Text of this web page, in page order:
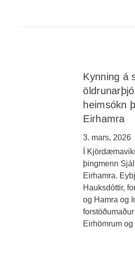
Kynning á
heimsókn
Eirhamra
3. mars, 2026
Í
þingmenn
Eirhamra.
Hauksdóttir,
og Hamra og
Eirhömrum og